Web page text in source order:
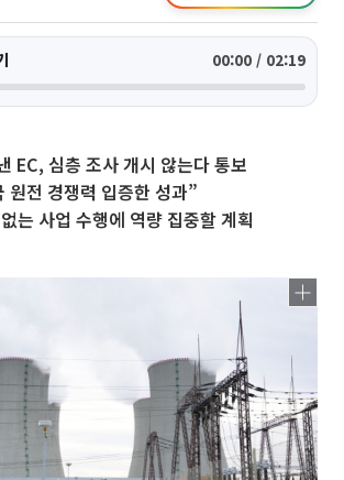
00:00 / 02:19
EC, 심층 조사 개시 않는다 통보
원전 경쟁력 입증한 성과”
는 사업 수행에 역량 집중할 계획